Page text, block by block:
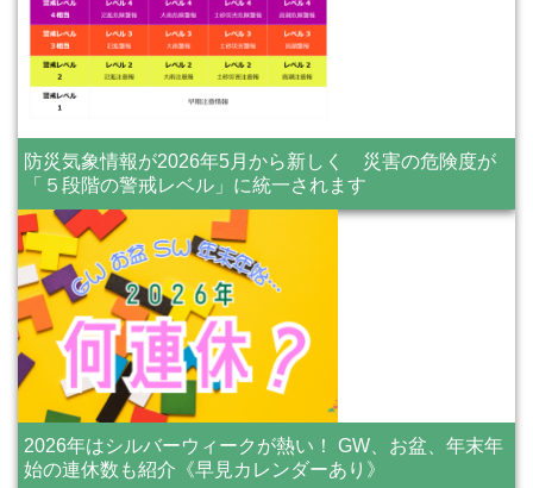
防災気象情報が2026年5月から新しく 災害の危険度が
「５段階の警戒レベル」に統一されます
2026年はシルバーウィークが熱い！ GW、お盆、年末年
始の連休数も紹介《早見カレンダーあり》